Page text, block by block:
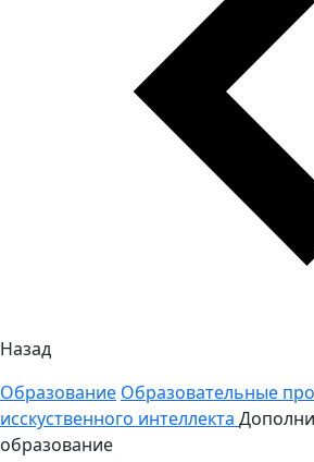
Назад
Образование Образовательные
исскуственного интеллекта
образование